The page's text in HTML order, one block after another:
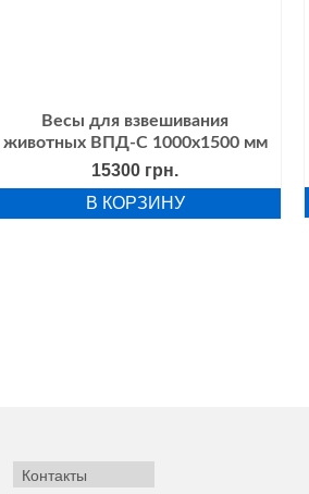
Весы для взвешивания
животных ВПД-С 1000х1500 мм
15300 грн.
В КОРЗИНУ
Контакты